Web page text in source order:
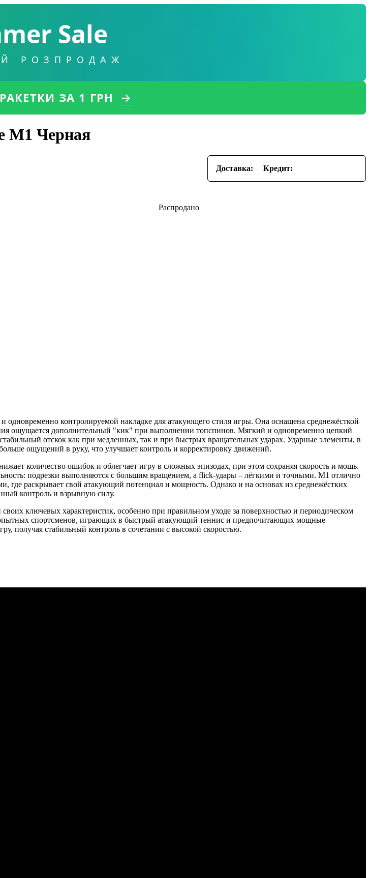
Sale
РОЗПРОДАЖ
ЗА 1 ГРН →
M1 Черная
Доставка: Кредит:
контролируемой накладке для атакующего стиля игры. Она оснащена среднежёсткой
ощущается дополнительный "кик" при выполнении топспинов. Мягкий и одновременно цепкий
отскок как при медленных, так и при быстрых вращательных ударах. Ударные элементы, в
ощущений в руку, что улучшает контроль и корректировку движений.
количество ошибок и облегчает игру в сложных эпизодах, при этом сохраняя скорость и мощь.
подрезки выполняются с большим вращением, а flick-удары – лёгкими и точными. M1 отлично
раскрывает свой атакующий потенциал и мощность. Однако и на основах из среднежёстких
контроль и взрывную силу.
ключевых характеристик, особенно при правильном уходе за поверхностью и периодическом
спортсменов, играющих в быстрый атакующий теннис и предпочитающих мощные
получая стабильный контроль в сочетании с высокой скоростью.